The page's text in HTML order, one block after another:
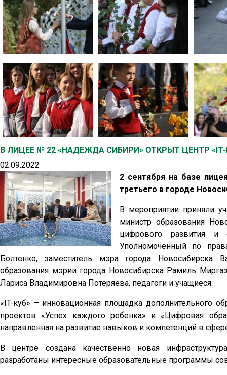
В ЛИЦЕЕ № 22 «НАДЕЖДА СИБИРИ» ОТКРЫТ ЦЕНТР «IT-
02.09.2022
2 сентября на базе
третьего в городе
В мероприятии приняли
министр образования
цифрового развития и
Уполномоченный по
Болтенко, заместитель мэра города Новосибирска
образования мэрии города Новосибирска Рамиль
Лариса Владимировна Потеряева, педагоги и учащиеся.
«IT-куб» – инновационная площадка дополнительного
проектов «Успех каждого ребенка» и «Цифровая
направленная на развитие навыков и компетенций в
В центре создана качественно новая
разработаны интересные образовательные программы